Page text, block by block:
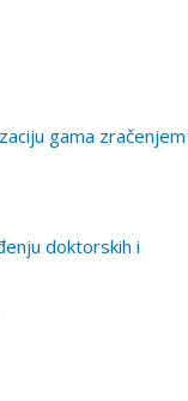
gama zračenjem
doktorskih i